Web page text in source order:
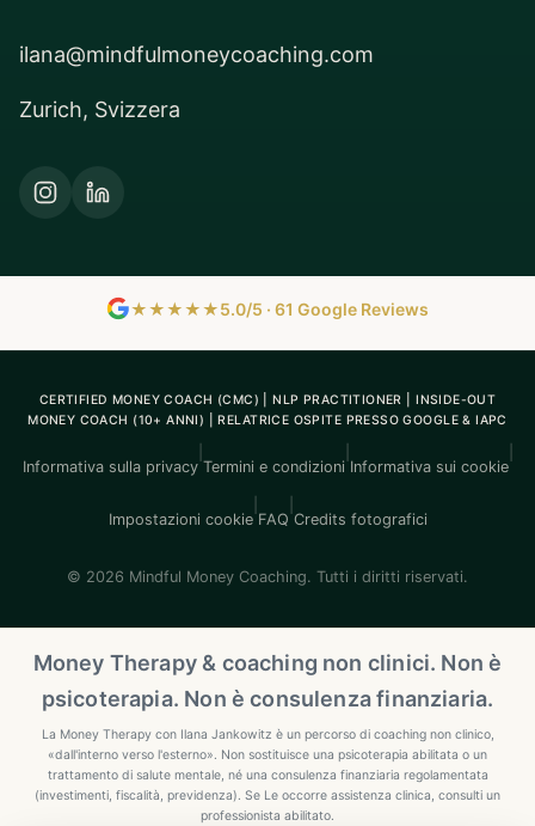
ilana@mindfulmoneycoaching.com
Zurich, Svizzera
★★★★★5.0/5 · 61 Google Reviews
CERTIFIED MONEY COACH (CMC) | NLP PRACTITIONER | INSIDE-OUT
MONEY COACH (10+ ANNI) | RELATRICE OSPITE PRESSO GOOGLE & IAPC
Informativa sulla privacy Termini e condizioni Informativa sui cookie
Impostazioni cookie FAQ Credits fotografici
© 2026 Mindful Money Coaching. Tutti i diritti riservati.
Money Therapy & coaching non clinici. Non è
psicoterapia. Non è consulenza finanziaria.
La Money Therapy con Ilana Jankowitz è un percorso di coaching non clinico,
«dall'interno verso l'esterno». Non sostituisce una psicoterapia abilitata o un
trattamento di salute mentale, né una consulenza finanziaria regolamentata
(investimenti, fiscalità, previdenza). Se Le occorre assistenza clinica, consulti un
professionista abilitato.